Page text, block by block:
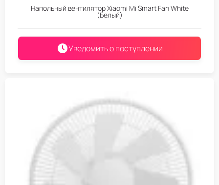
Напольный вентилятор Xiaomi Mi Smart Fan White
(Белый)
Уведомить о поступлении